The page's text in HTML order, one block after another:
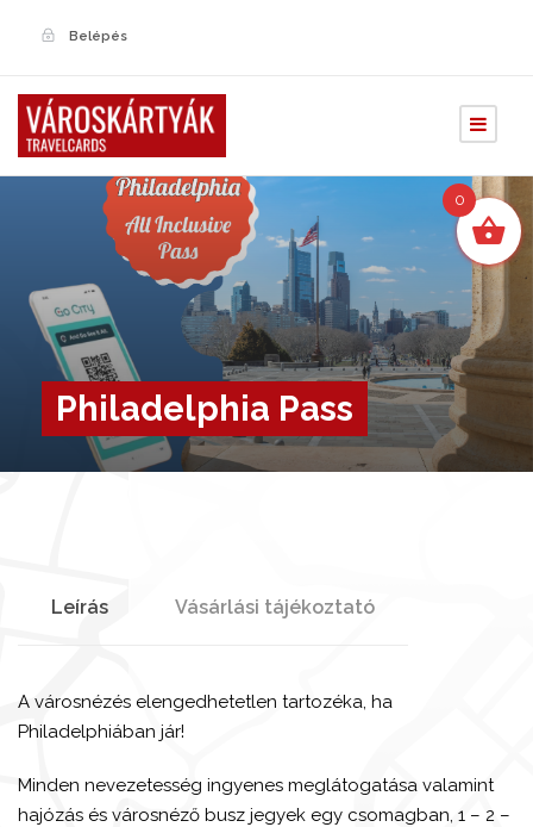
Belépés
Philadelphia Pass
Leírás Vásárlási tájékoztató
A városnézés elengedhetetlen tartozéka, ha
Philadelphiában jár!
Minden nevezetesség ingyenes meglátogatása valamint
hajózás és városnéző busz jegyek egy csomagban, 1 – 2 –
0